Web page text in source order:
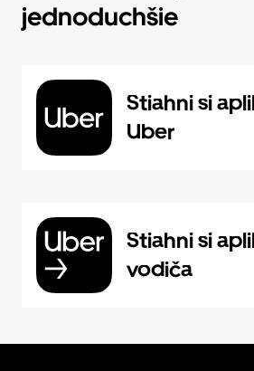
jednoduchšie
Stiahni si
Uber
Stiahni si
vodiča